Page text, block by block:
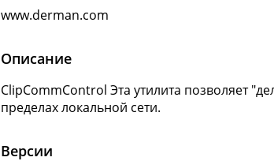
www.derman.com
Описание
ClipCommControl Эта утилита позволяет
пределах локальной сети.
Версии